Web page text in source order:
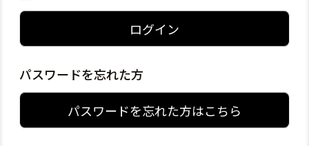
ログイン
パスワードを忘れた方
パスワードを忘れた方はこちら